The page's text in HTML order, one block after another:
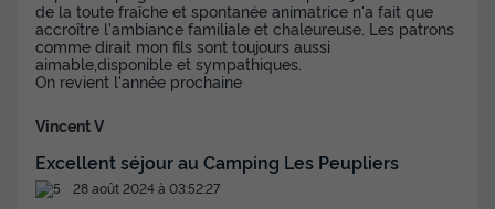
de la toute fraîche et spontanée animatrice n'a fait que
accroître l'ambiance familiale et chaleureuse. Les patrons
comme dirait mon fils sont toujours aussi
aimable,disponible et sympathiques.
On revient l'année prochaine
Vincent V
Excellent séjour au Camping Les Peupliers
28 août 2024 à 03:52:27